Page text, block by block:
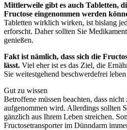
Mittlerweile gibt es auch Tabletten,
Fructose eingenommen werden
Tabletten wirklich wirken, ist bislang
erforscht. Daher sollten Sie
genießen.
Fakt ist nämlich, dass sich die
lässt. Viel eher ist es das Ziel, die
Sie weitestgehend beschwerdefrei
Gut zu wissen
Betroffene müssen beachten, dass
aufgenommen wird. Allerdings sollten
gänzlich aus Ihrem Leben streichen.
Fructosetransporter im Dünndarm